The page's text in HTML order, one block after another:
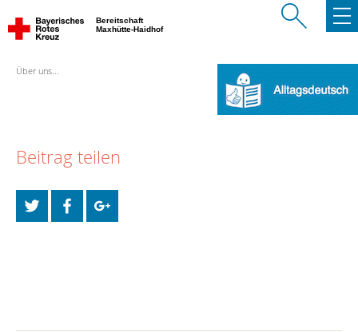
Bereitschaft
Maxhütte-Haidhof
Über uns...
Beitrag teilen